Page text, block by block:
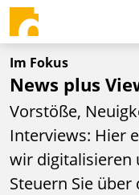
Im Fokus
News plus
Vorstöße,
Interviews: Hier
wir digitalisieren
Steuern Sie